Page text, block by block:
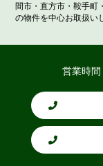
間市・直方市・鞍手町
の物件を中心お取扱い
営業時